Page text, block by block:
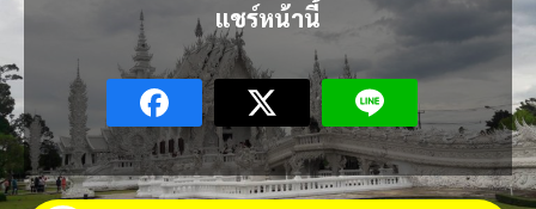
แชร์หน้านี้